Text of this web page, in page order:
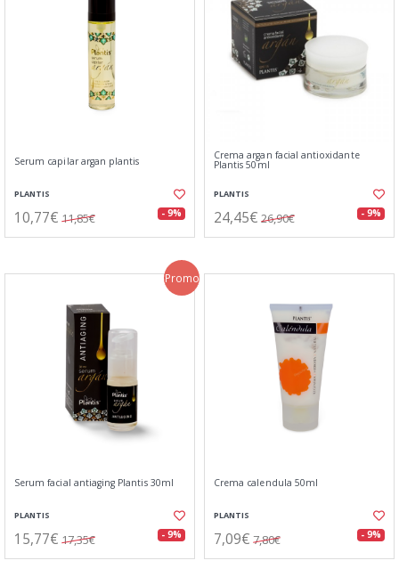
Serum capilar argan plantis
PLANTIS
10,77€ 11,85€ - 9%
Crema argan facial antioxidante
Plantis 50ml
PLANTIS
24,45€ 26,90€ - 9%
Promo
Serum facial antiaging Plantis 30ml
PLANTIS
15,77€ 17,35€ - 9%
Crema calendula 50ml
PLANTIS
7,09€ 7,80€ - 9%